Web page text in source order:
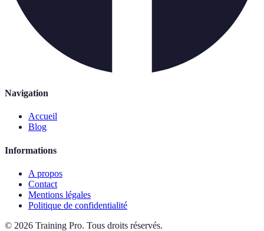
Navigation
Accueil
Blog
Informations
A propos
Contact
Mentions légales
Politique de confidentialité
© 2026 Training Pro. Tous droits réservés.